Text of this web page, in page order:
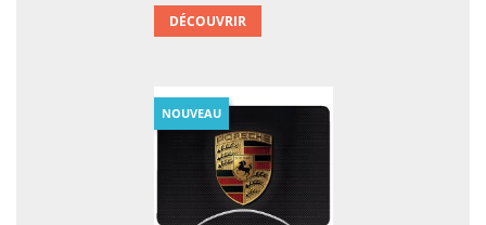
DÉCOUVRIR
NOUVEAU